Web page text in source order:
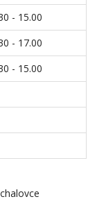
- 15.00
- 17.00
- 15.00